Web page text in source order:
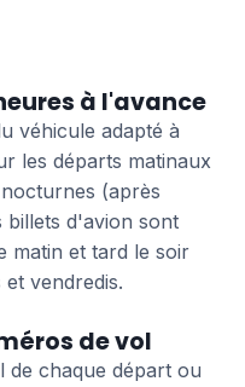
à l'avance
véhicule adapté à
les départs matinaux
(après
billets d'avion sont
matin et tard le soir
vendredis.
de vol
de chaque départ ou